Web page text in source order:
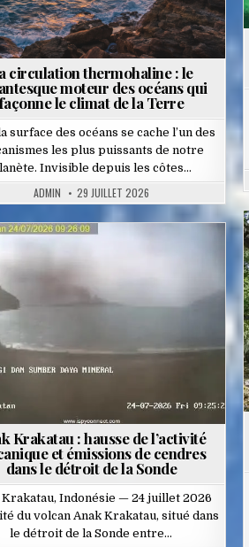
circulation thermohaline : le
moteur des océans qui
façonne le climat de la Terre
surface des océans se cache l’un des
les plus puissants de notre
Invisible depuis les côtes…
ADMIN 29 JUILLET 2026
Posted
Krakatau : hausse de l’activité
et émissions de cendres
dans le détroit de la Sonde
Krakatau, Indonésie — 24 juillet 2026
du volcan Anak Krakatau, situé dans
le détroit de la Sonde entre…